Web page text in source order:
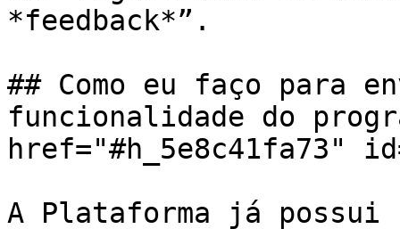
*feedback*”.
## Como eu faço para
funcionalidade do
href="#h_5e8c41fa73"
A Plataforma já possui